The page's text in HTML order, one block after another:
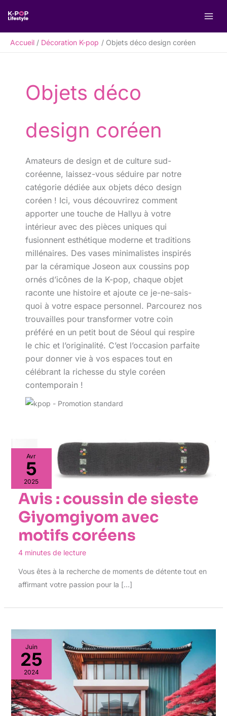
contenu
Accueil
Décoration K-pop Objets déco design coréen
Objets déco
design coréen
Amateurs de design et de culture sud-
coréenne, laissez-vous séduire par notre
catégorie dédiée aux objets déco design
coréen ! Ici, vous découvrirez comment
apporter une touche de Hallyu à votre
intérieur avec des pièces uniques qui
fusionnent esthétique moderne et traditions
millénaires. Des vases minimalistes inspirés
par la céramique Joseon aux coussins pop
ornés d’icônes de la K-pop, chaque objet
raconte une histoire et ajoute ce je-ne-sais-
quoi à votre espace personnel. Parcourez nos
trouvailles pour transformer votre coin
préféré en un petit bout de Séoul qui respire
le chic et l’originalité. C’est l’occasion parfaite
pour donner vie à vos espaces tout en
célébrant la richesse du style coréen
contemporain !
Avr
5
2025
Avis : coussin de sieste
Giyomgiyom avec
motifs coréens
4 minutes de lecture
Vous êtes à la recherche de moments de détente tout en
affirmant votre passion pour la […]
Juin
25
2024
e
c